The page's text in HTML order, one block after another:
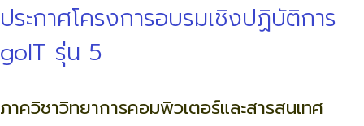
ประกาศโครงการอบรมเชิงปฏิบัติการ
goIT รุ่น 5
ภาควิชาวิทยาการคอมพิวเตอร์และสารสนเทศ